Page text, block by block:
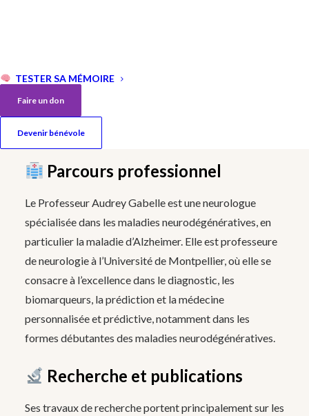
TESTER SA MÉMOIRE
Faire un don
Devenir bénévole
Profession :Neurologue, Professeure de neurologie
Lieu d’exercice :
Formation académique
Parcours professionnel
Le Professeur Audrey Gabelle est une neurologue
spécialisée dans les maladies neurodégénératives, en
particulier la maladie d’Alzheimer. Elle est professeure
de neurologie à l’Université de Montpellier, où elle se
consacre à l’excellence dans le diagnostic, les
biomarqueurs, la prédiction et la médecine
personnalisée et prédictive, notamment dans les
formes débutantes des maladies neurodégénératives.
Recherche et publications
Ses travaux de recherche portent principalement sur les